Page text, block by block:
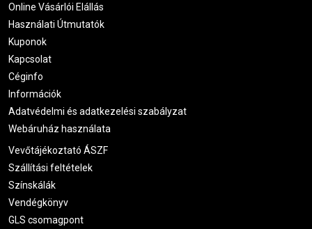
Online Vásárlói Elállás
Használati Útmutatók
Kuponok
Kapcsolat
Céginfo
Információk
Adatvédelmi és adatkezelési szabályzat
Webáruház használata
Vevőtájékoztató ÁSZF
Szállítási feltételek
Színskálák
Vendégkönyv
GLS csomagpont